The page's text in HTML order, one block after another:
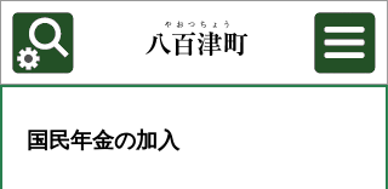
各種機能
背景色を変更する
国民年金の加入